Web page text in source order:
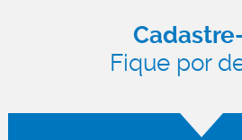
Fique por